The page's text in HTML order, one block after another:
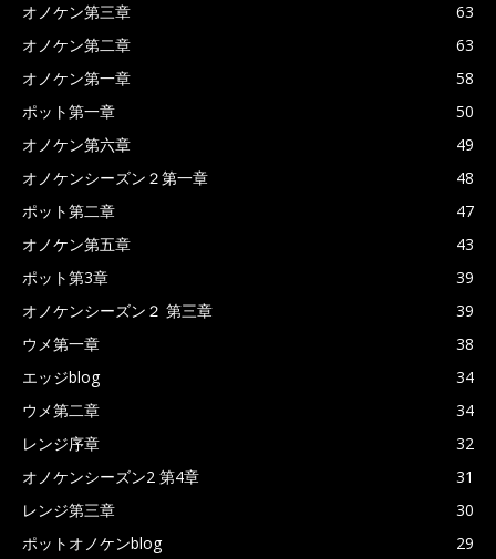
オノケン第三章
63
オノケン第二章
63
オノケン第一章
58
ポット第一章
50
オノケン第六章
49
オノケンシーズン２第一章
48
ポット第二章
47
オノケン第五章
43
ポット第3章
39
オノケンシーズン２ 第三章
39
ウメ第一章
38
エッジblog
34
ウメ第二章
34
レンジ序章
32
オノケンシーズン2 第4章
31
レンジ第三章
30
ポットオノケンblog
29